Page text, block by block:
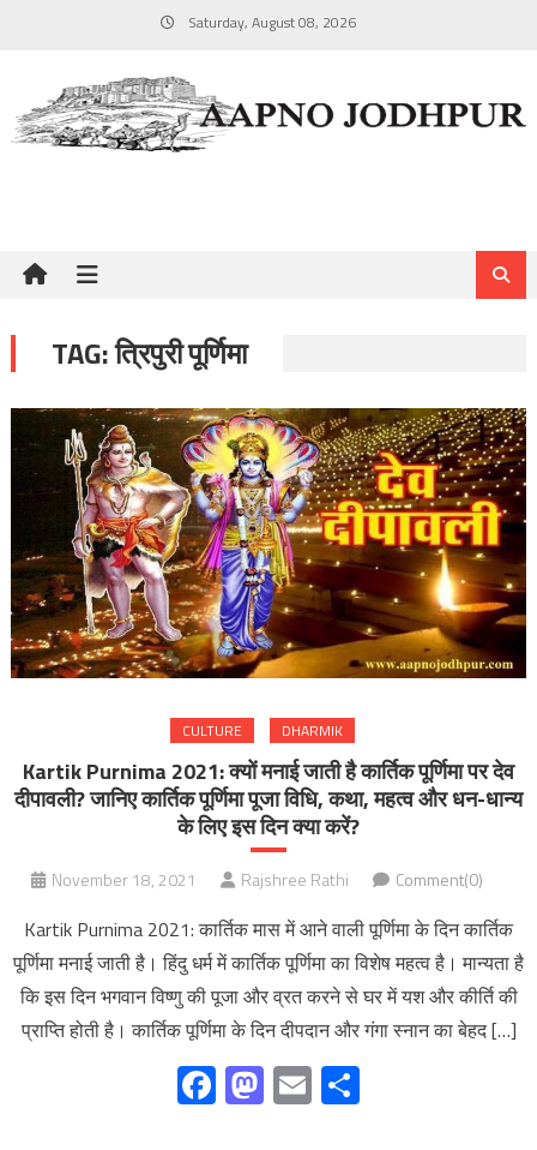
Saturday, August 08, 2026
TAG:त्रिपुरी पूर्णिमा
CULTURE DHARMIK
Kartik Purnima 2021: क्यों मनाई जाती है कार्तिक पूर्णिमा पर देव
दीपावली? जानिए कार्तिक पूर्णिमा पूजा विधि, कथा, महत्व और धन-धान्य
के लिए इस दिन क्या करें?
November 18, 2021 Rajshree Rathi Comment(0)
Kartik Purnima 2021: कार्तिक मास में आने वाली पूर्णिमा के दिन कार्तिक
पूर्णिमा मनाई जाती है। हिंदु धर्म में कार्तिक पूर्णिमा का विशेष महत्व है। मान्यता है
कि इस दिन भगवान विष्णु की पूजा और व्रत करने से घर में यश और कीर्ति की
प्राप्ति होती है। कार्तिक पूर्णिमा के दिन दीपदान और गंगा स्नान का बेहद […]
Facebook
Mastodon
Email